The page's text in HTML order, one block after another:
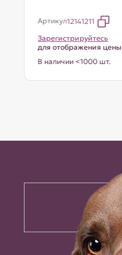
Артикул12141211
Зарегистрируйтесь
для отображения цены
В наличии <1000 шт.